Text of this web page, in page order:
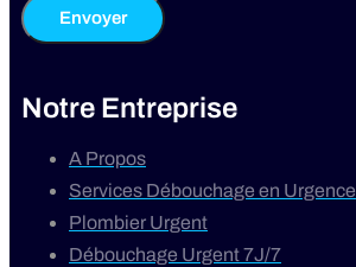
Envoyer
Notre Entreprise
A Propos
Services Débouchage en Urgence
Plombier Urgent
Débouchage Urgent 7J/7